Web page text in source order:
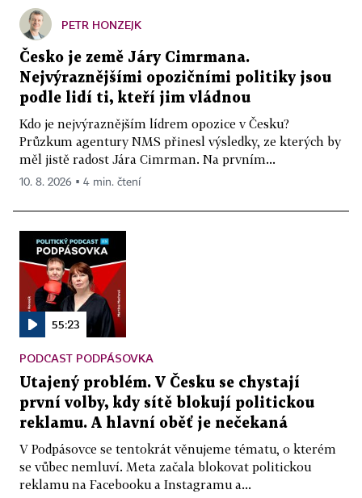
PETR HONZEJK
Česko je země Járy Cimrmana.
Nejvýraznějšími opozičními politiky jsou
podle lidí ti, kteří jim vládnou
Kdo je nejvýraznějším lídrem opozice v Česku?
Průzkum agentury NMS přinesl výsledky, ze kterých by
měl jistě radost Jára Cimrman. Na prvním...
10. 8. 2026 ▪ 4 min. čtení
55:23
PODCAST PODPÁSOVKA
Utajený problém. V Česku se chystají
první volby, kdy sítě blokují politickou
reklamu. A hlavní oběť je nečekaná
V Podpásovce se tentokrát věnujeme tématu, o kterém
se vůbec nemluví. Meta začala blokovat politickou
reklamu na Facebooku a Instagramu a...